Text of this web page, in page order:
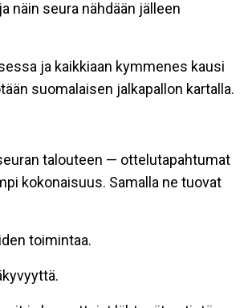
näin seura nähdään jälleen
ja kaikkiaan kymmenes kausi
suomalaisen jalkapallon kartalla.
talouteen — ottelutapahtumat
kokonaisuus. Samalla ne tuovat
toimintaa.